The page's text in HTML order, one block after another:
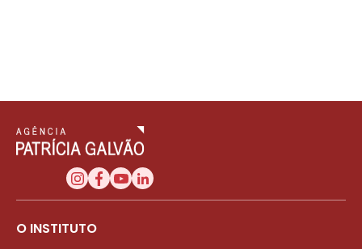
O INSTITUTO